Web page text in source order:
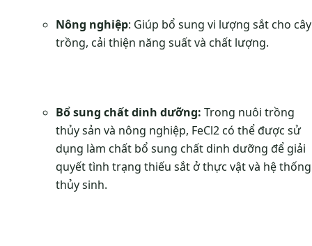
Nông nghiệp: Giúp bổ sung vi lượng sắt cho cây
trồng, cải thiện năng suất và chất lượng.
Bổ sung chất dinh dưỡng: Trong nuôi trồng
thủy sản và nông nghiệp, FeCl2 có thể được sử
dụng làm chất bổ sung chất dinh dưỡng để giải
quyết tình trạng thiếu sắt ở thực vật và hệ thống
thủy sinh.